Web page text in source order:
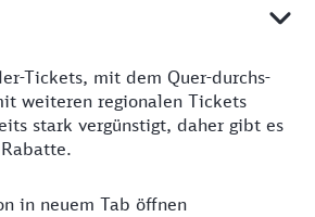
Tickets, mit dem Quer-durchs-
weiteren regionalen Tickets
stark vergünstigt, daher gibt es
in neuem Tab öffnen